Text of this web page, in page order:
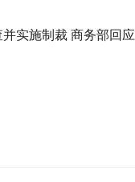
实施制裁 商务部回应